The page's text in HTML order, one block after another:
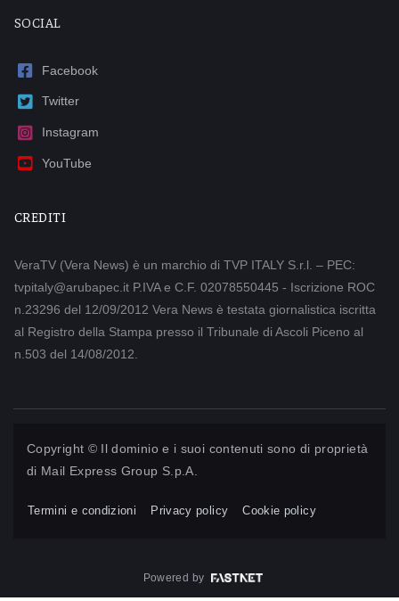
SOCIAL
Facebook
Twitter
Instagram
YouTube
CREDITI
VeraTV (Vera News) è un marchio di TVP ITALY S.r.l. – PEC:
tvpitaly@arubapec.it P.IVA e C.F. 02078550445 - Iscrizione ROC
n.23296 del 12/09/2012 Vera News è testata giornalistica iscritta
al Registro della Stampa presso il Tribunale di Ascoli Piceno al
n.503 del 14/08/2012.
Copyright © Il dominio e i suoi contenuti sono di proprietà
di Mail Express Group S.p.A.
Termini e condizioni Privacy policy Cookie policy
Powered by